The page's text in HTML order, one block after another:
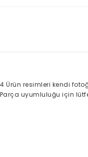
2014 Ürün resimleri
Parça uyumluluğu için